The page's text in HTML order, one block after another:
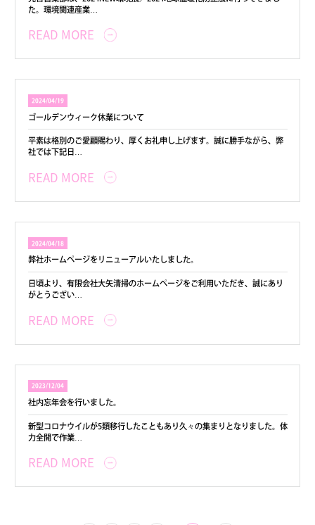
た。環境関連産業…
READ MORE
2024/04/19
ゴールデンウィーク休業について
平素は格別のご愛顧賜わり、厚くお礼申し上げます。誠に勝手ながら、弊
社では下記日…
READ MORE
2024/04/18
弊社ホームページをリニューアルいたしました。
日頃より、有限会社大矢清掃のホームページをご利用いただき、誠にあり
がとうござい…
READ MORE
2023/12/04
社内忘年会を行いました。
新型コロナウイルが5類移行したこともあり久々の集まりとなりました。体
力全開で作業…
READ MORE